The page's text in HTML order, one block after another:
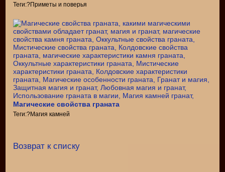
Теги:?Приметы и поверья
Магические свойства граната
Теги:?Магия камней
Возврат к списку